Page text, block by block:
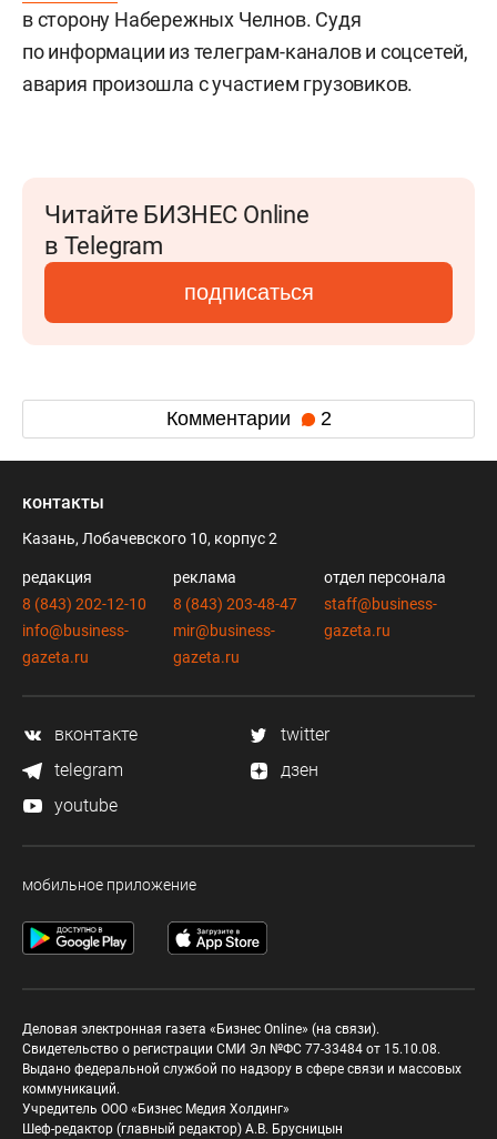
в сторону Набережных Челнов. Судя
по информации из телеграм-каналов и соцсетей,
авария произошла с участием грузовиков.
Читайте БИЗНЕС Online
в Telegram
подписаться
Комментарии 2
контакты
Казань, Лобачевского 10, корпус 2
редакция
8 (843) 202-12-10
info@business-
gazeta.ru
реклама
8 (843) 203-48-47
mir@business-
gazeta.ru
отдел персонала
staff@business-
gazeta.ru
вконтакте
twitter
telegram
дзен
youtube
мобильное приложение
Деловая электронная газета «Бизнес Online» (на связи).
Свидетельство о регистрации СМИ Эл №ФС 77-33484 от 15.10.08.
Выдано федеральной службой по надзору в сфере связи и массовых
коммуникаций.
Учредитель ООО «Бизнес Медия Холдинг»
Шеф-редактор (главный редактор) А.В. Брусницын